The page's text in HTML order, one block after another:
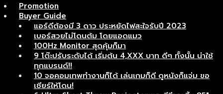
Promotion
Buyer Guide
แอร์ดีต้องมี 3 ดาว ประหยัดไฟสะใจรับปี 2023
เบอร์สวยไม่โดนต้ม โดยแอดแมว
100Hz Monitor สุดคุ้มก็มา
9 โต๊ะปรับระดับได้ เริ่มต้น 4,XXX บาท ดีๆ ทั้งนั้น น่าใช้
ทุกแบรนด์!!
10 จอคอมเทพทำงานก็ได้ เล่นเกมก็ดี ดูหนังก็แจ่ม ขอ
เชียร์ให้โดน!